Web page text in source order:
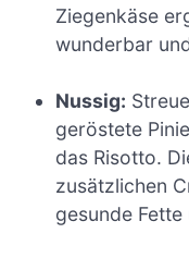
Ziegenkäse
wunderbar
Nussig:
geröstete
das Risotto.
zusätzlichen
gesunde